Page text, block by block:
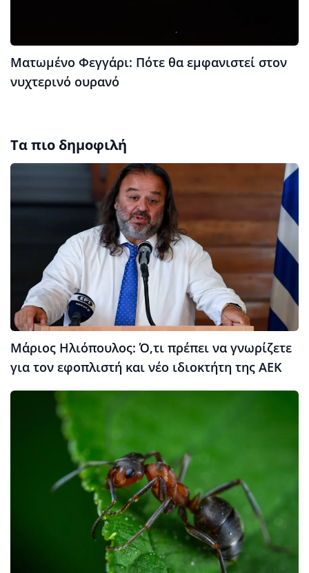
Ματωμένο Φεγγάρι: Πότε θα εμφανιστεί στον
νυχτερινό ουρανό
Τα πιο δημοφιλή
Μάριος Ηλιόπουλος: Ό,τι πρέπει να γνωρίζετε
για τον εφοπλιστή και νέο ιδιοκτήτη της ΑΕΚ